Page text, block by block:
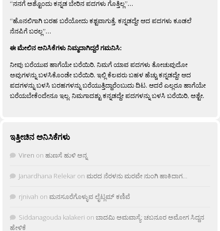
“ನನಗೆ ಅಶ್ಟೊಂದು ಕನ್ನಡ ಬೇರಿನ ಪದಗಳು ಗೊತ್ತಿಲ್ಲ”…
“ಹೊನಲಿಗಾಗಿ ಬರಹ ಬರೆಯೋದು ಕಶ್ಟವಾಗುತ್ತೆ. ಕನ್ನಡದ್ದೇ ಆದ ಪದಗಳು ಕೂಡಲೆ
ನೆನಪಿಗೆ ಬರಲ್ಲ”…
ಈ ಮೇಲಿನ ಅನಿಸಿಕೆಗಳು ನಿಮ್ಮದಾಗಿದ್ದರೆ ಗಮನಿಸಿ:
ನೀವು ಬರೆಯುವ ಹಾಗೆಯೇ ಬರೆಯಿರಿ. ನಿಮಗೆ ಯಾವ ಪದಗಳು ತೋಚುವುದೋ
ಅವುಗಳನ್ನು ಬಳಸಿಕೊಂಡೇ ಬರೆಯಿರಿ. ಇಲ್ಲಿ ಕೆಲವರು ಬಹಳ ಹೆಚ್ಚು ಕನ್ನಡದ್ದೇ ಆದ
ಪದಗಳನ್ನು ಬಳಸಿ ಬರಹಗಳನ್ನು ಬರೆಯುತ್ತಿದ್ದಾರೆಂಬುದು ದಿಟ. ಆದರೆ ಎಲ್ಲರೂ ಹಾಗೆಯೇ
ಬರೆಯಬೇಕೆಂದೇನೂ ಇಲ್ಲ. ನಿಮಗಾದಶ್ಟು ಕನ್ನಡದ್ದೇ ಪದಗಳನ್ನು ಬಳಸಿ ಬರೆಯಿರಿ, ಅಶ್ಟೇ.
ಇತ್ತೀಚಿನ ಅನಿಸಿಕೆಗಳು
Viren on ಹುಣಸೆ ಹುಳಿ ಅನ್ನ
Janardhana Relekar on ಮರದ ನೆರಳನು ಮರವೇ ನುಂಗಿ ಹಾಕಿದಾಗ…
rjnivah on ಮನಸೂರೆಗೊಳ್ಳುವ ಲೈಟ್ಲಮ್ ಕಣಿವೆ
Siddanagouda kalakeri on ಬಾದಮಿ ಅಮವಾಸ್ಯೆ: ಚಬನೂರ ಅಮೋಗ ಸಿದ್ದನ
ಹೇಳಿಕೆ